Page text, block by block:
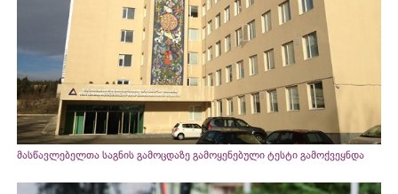
მასწავლებელთა საგნის გამოცდაზე გამოყენებული ტესტი გამოქვეყნდა